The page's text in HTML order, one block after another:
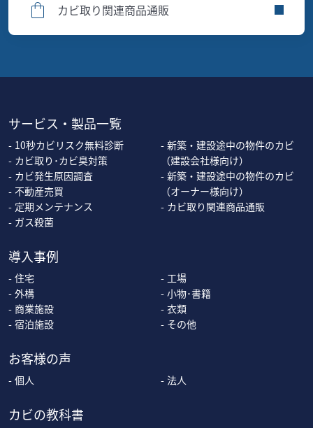
カビ取り関連商品通販
サービス・製品一覧
10秒カビリスク無料診断
カビ取り･カビ臭対策
カビ発生原因調査
不動産売買
定期メンテナンス
ガス殺菌
新築・建設途中の物件のカビ
（建設会社様向け）
新築・建設途中の物件のカビ
（オーナー様向け）
カビ取り関連商品通販
お客様の声
個人 法人
導入事例
住宅
外構
商業施設
宿泊施設
工場
小物･書籍
衣類
その他
カビの教科書